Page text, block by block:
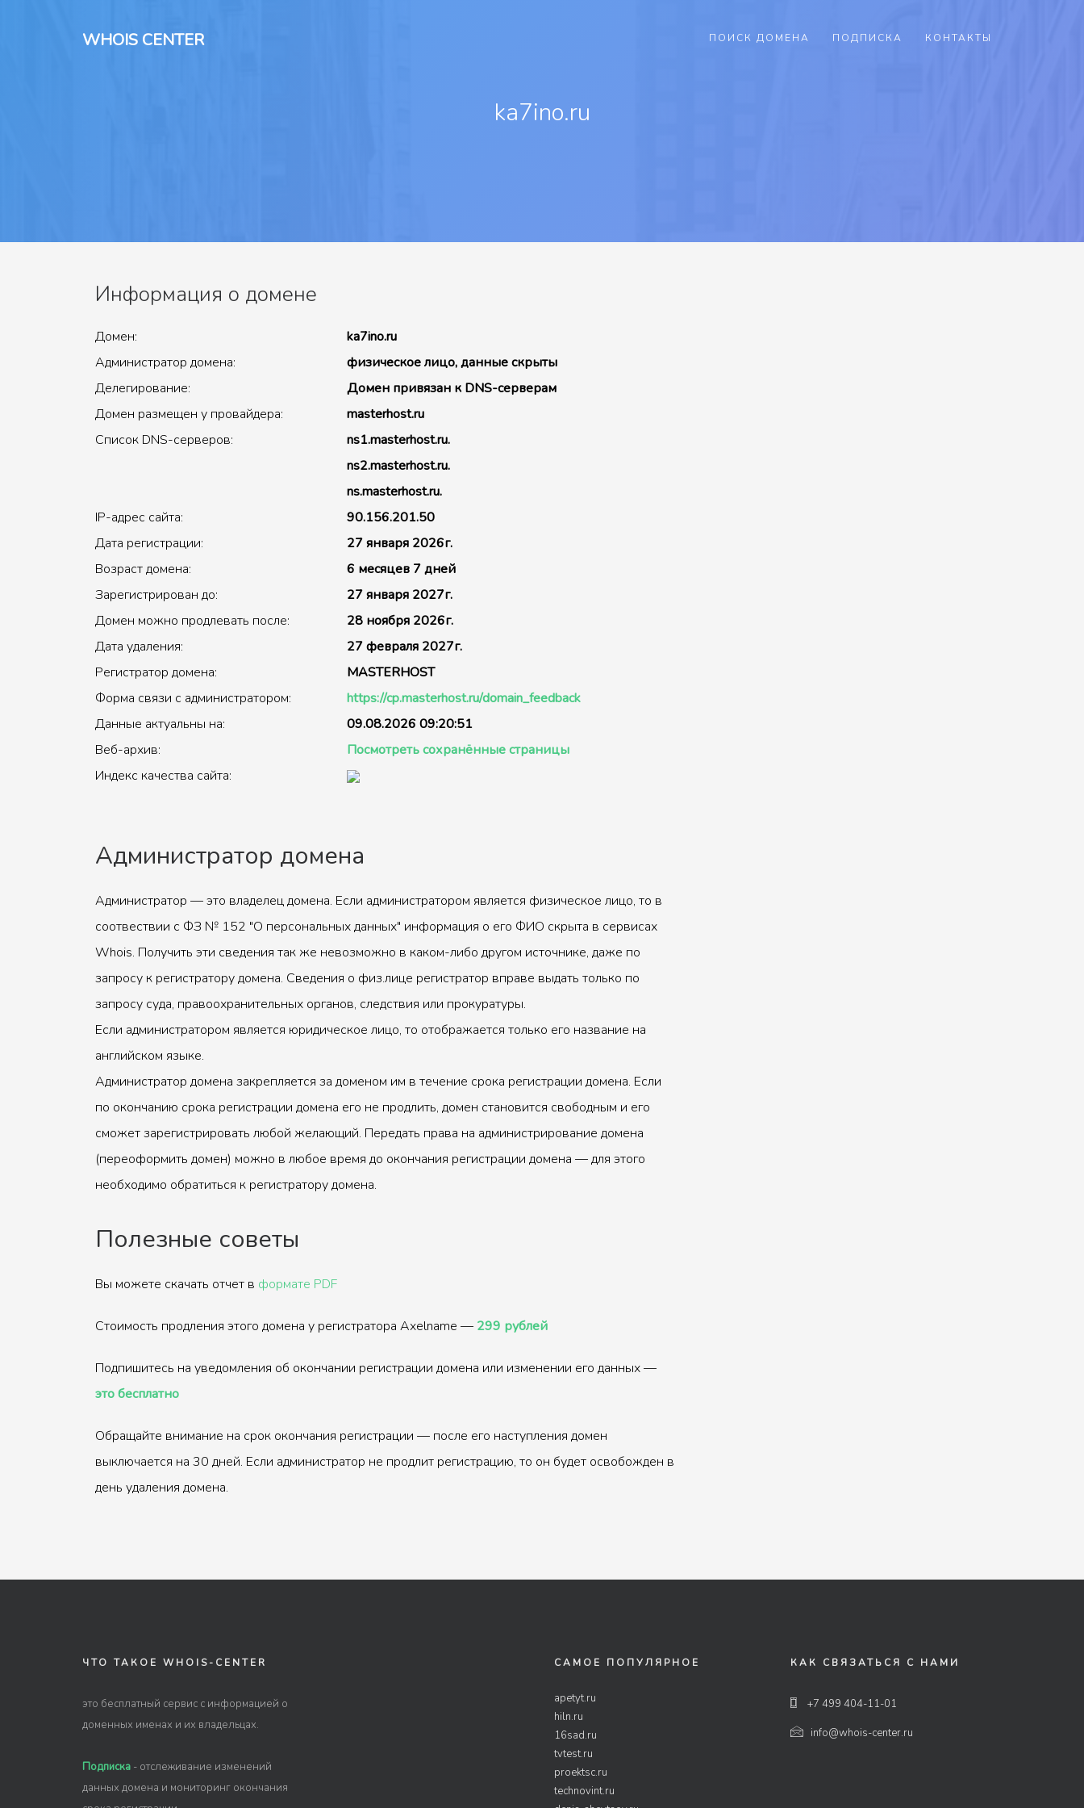
WHOIS CENTER ПОИСК ДОМЕНА ПОДПИСКА КОНТАКТЫ
ka7ino.ru
Информация о домене
Домен:
ka7ino.ru
Администратор домена:
физическое лицо, данные скрыты
Делегирование:
Домен привязан к DNS-серверам
Домен размещен у провайдера:
masterhost.ru
Список DNS-серверов:
ns1.masterhost.ru.
ns2.masterhost.ru.
ns.masterhost.ru.
IP-адрес сайта:
90.156.201.50
Дата регистрации:
27 января 2026г.
Возраст домена:
6 месяцев 7 дней
Зарегистрирован до:
27 января 2027г.
Домен можно продлевать после:
28 ноября 2026г.
Дата удаления:
27 февраля 2027г.
Регистратор домена:
MASTERHOST
Форма связи с администратором:
https://cp.masterhost.ru/domain_feedback
Данные актуальны на:
09.08.2026 09:20:51
Веб-архив:
Посмотреть сохранённые страницы
Индекс качества сайта:
Администратор домена
Администратор — это владелец домена. Если администратором является физическое лицо, то в
соотвествии с ФЗ № 152 "О персональных данных" информация о его ФИО скрыта в сервисах
Whois. Получить эти сведения так же невозможно в каком-либо другом источнике, даже по
запросу к регистратору домена. Сведения о физ.лице регистратор вправе выдать только по
запросу суда, правоохранительных органов, следствия или прокуратуры.
Если администратором является юридическое лицо, то отображается только его название на
английском языке.
Администратор домена закрепляется за доменом им в течение срока регистрации домена. Если
по окончанию срока регистрации домена его не продлить, домен становится свободным и его
сможет зарегистрировать любой желающий. Передать права на администрирование домена
(переоформить домен) можно в любое время до окончания регистрации домена — для этого
необходимо обратиться к регистратору домена.
Полезные советы
Вы можете скачать отчет в формате PDF
Стоимость продления этого домена у регистратора Axelname — 299 рублей
Подпишитесь на уведомления об окончании регистрации домена или изменении его данных —
это бесплатно
Обращайте внимание на срок окончания регистрации — после его наступления домен
выключается на 30 дней. Если администратор не продлит регистрацию, то он будет освобожден в
день удаления домена.
ЧТО ТАКОЕ WHOIS-CENTER
это бесплатный сервис с информацией о
доменных именах и их владельцах.
Подписка - отслеживание изменений
данных домена и мониторинг окончания
САМОЕ ПОПУЛЯРНОЕ
apetyt.ru
hiln.ru
16sad.ru
tvtest.ru
proektsc.ru
technovint.ru
КАК СВЯЗАТЬСЯ С НАМИ
+7 499 404-11-01
info@whois-center.ru